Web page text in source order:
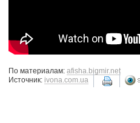
По материалам: afisha.bigmir.net
Источник: ivona.com.ua